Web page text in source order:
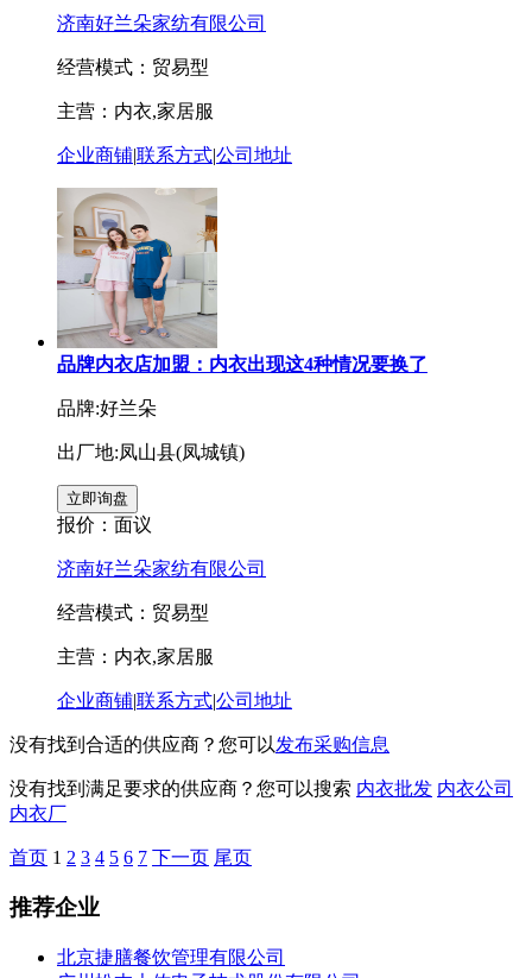
济南好兰朵家纺有限公司
经营模式：贸易型
主营：内衣,家居服
企业商铺|联系方式|公司地址
品牌内衣店加盟：内衣出现这4种情况要换了
品牌:好兰朵
出厂地:凤山县(凤城镇)
报价： 面议
济南好兰朵家纺有限公司
经营模式：贸易型
主营：内衣,家居服
企业商铺|联系方式|公司地址
没有找到合适的供应商？您可以发布采购信息
没有找到满足要求的供应商？您可以搜索 内衣批发 内衣公司
内衣厂
首页 1 2 3 4 5 6 7 下一页 尾页
推荐企业
北京捷膳餐饮管理有限公司